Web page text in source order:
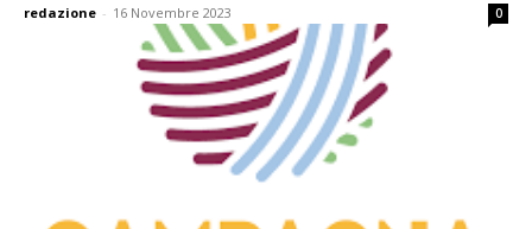
redazione - 16 Novembre 2023 0